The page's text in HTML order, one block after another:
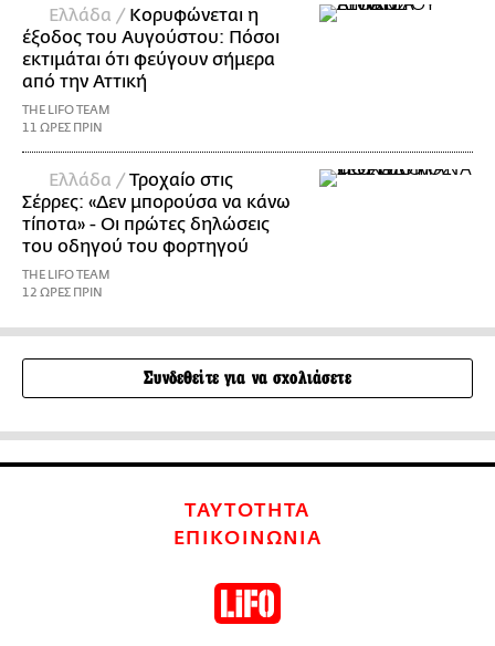
Ελλάδα / Κορυφώνεται η
έξοδος του Αυγούστου: Πόσοι
εκτιμάται ότι φεύγουν σήμερα
από την Αττική
THE LIFO TEAM
11 ΩΡΕΣ ΠΡΙΝ
Ελλάδα / Τροχαίο στις
Σέρρες: «Δεν μπορούσα να κάνω
τίποτα» - Οι πρώτες δηλώσεις
του οδηγού του φορτηγού
THE LIFO TEAM
12 ΩΡΕΣ ΠΡΙΝ
Συνδεθείτε για να σχολιάσετε
ΤΑΥΤΟΤΗΤΑ
ΕΠΙΚΟΙΝΩΝΙΑ